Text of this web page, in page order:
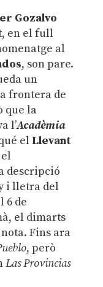
Gozalvo
en el full
al
, son pare.
un
frontera de
que la
l’Acadèmia
el Llevant
descripció
i lletra del
6 de
el dimarts
Fins ara
, però
Las Provincias